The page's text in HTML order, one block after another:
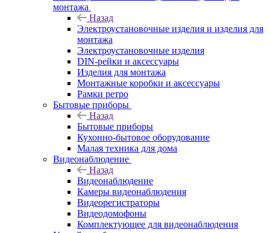
монтажа
Назад
Электроустановочные изделия и изделия для
монтажа
Электроустановочные изделия
DIN-рейки и аксессуары
Изделия для монтажа
Монтажные коробки и аксессуары
Рамки ретро
Бытовые приборы
Назад
Бытовые приборы
Кухонно-бытовое оборудование
Малая техника для дома
Видеонаблюдение
Назад
Видеонаблюдение
Камеры видеонаблюдения
Видеорегистраторы
Видеодомофоны
Комплектующее для видеонаблюдения